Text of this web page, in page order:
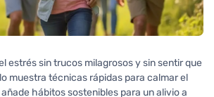
estrés sin trucos milagrosos y sin sentir que
muestra técnicas rápidas para calmar el
hábitos sostenibles para un alivio a